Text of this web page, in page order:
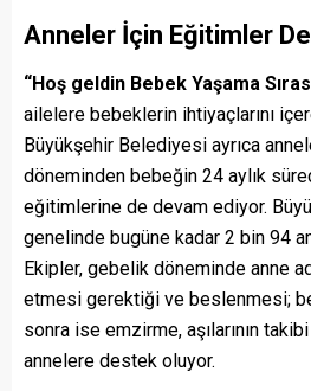
Anneler İçin Eğitimler
“Hoş geldin Bebek Yaşama
ailelere bebeklerin ihtiyaçlarını
Büyükşehir Belediyesi ayrıca
döneminden bebeğin 24 aylık
eğitimlerine de devam ediyor.
genelinde bugüne kadar 2 bin 94
Ekipler, gebelik döneminde anne
etmesi gerektiği ve beslenmesi;
sonra ise emzirme, aşılarının
annelere destek oluyor.